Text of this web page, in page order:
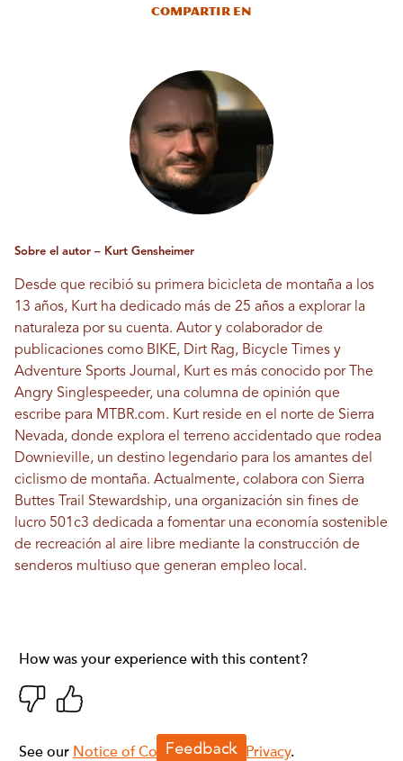
Compartir en
Sobre el autor – Kurt Gensheimer
Desde que recibió su primera bicicleta de montaña a los
13 años, Kurt ha dedicado más de 25 años a explorar la
naturaleza por su cuenta. Autor y colaborador de
publicaciones como BIKE, Dirt Rag, Bicycle Times y
Adventure Sports Journal, Kurt es más conocido por The
Angry Singlespeeder, una columna de opinión que
escribe para MTBR.com. Kurt reside en el norte de Sierra
Nevada, donde explora el terreno accidentado que rodea
Downieville, un destino legendario para los amantes del
ciclismo de montaña. Actualmente, colabora con Sierra
Buttes Trail Stewardship, una organización sin fines de
lucro 501c3 dedicada a fomentar una economía sostenible
de recreación al aire libre mediante la construcción de
senderos multiuso que generan empleo local.